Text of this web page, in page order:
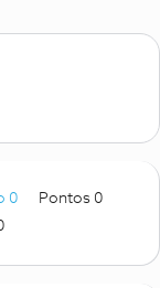
0
Pontos 0